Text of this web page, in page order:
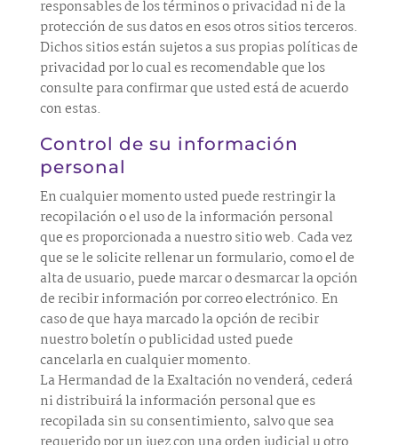
responsables de los términos o privacidad ni de la
protección de sus datos en esos otros sitios terceros.
Dichos sitios están sujetos a sus propias políticas de
privacidad por lo cual es recomendable que los
consulte para confirmar que usted está de acuerdo
con estas.
Control de su información
personal
En cualquier momento usted puede restringir la
recopilación o el uso de la información personal
que es proporcionada a nuestro sitio web. Cada vez
que se le solicite rellenar un formulario, como el de
alta de usuario, puede marcar o desmarcar la opción
de recibir información por correo electrónico. En
caso de que haya marcado la opción de recibir
nuestro boletín o publicidad usted puede
cancelarla en cualquier momento.
La Hermandad de la Exaltación no venderá, cederá
ni distribuirá la información personal que es
recopilada sin su consentimiento, salvo que sea